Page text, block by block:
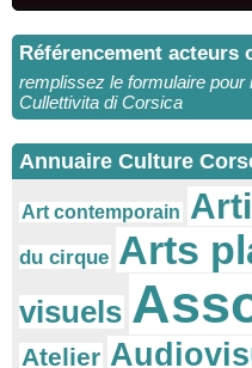
Référencement acteurs
remplissez le formulaire pour
Cullettivita di Corsica
Annuaire Culture
Art contemporain
du cirque Arts
visuels
Atelier